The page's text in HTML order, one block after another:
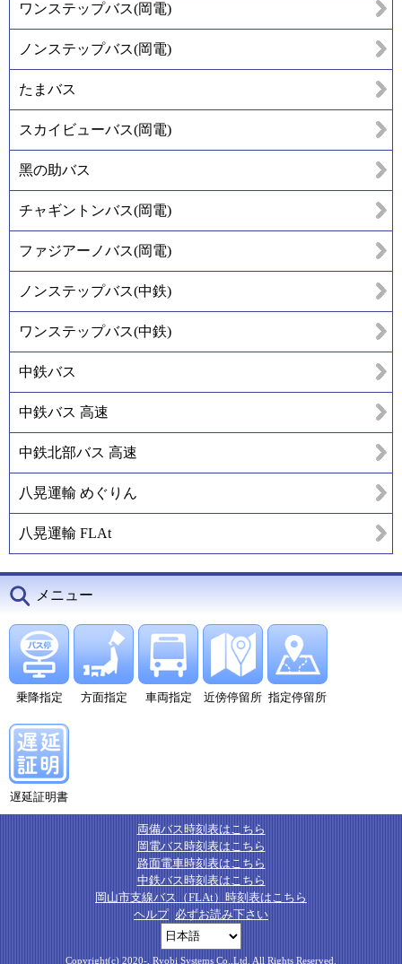
ワンステップバス(岡電)
ノンステップバス(岡電)
たまバス
スカイビューバス(岡電)
黑の助バス
チャギントンバス(岡電)
ファジアーノバス(岡電)
ノンステップバス(中鉄)
ワンステップバス(中鉄)
中鉄バス
中鉄バス 高速
中鉄北部バス 高速
八晃運輸 めぐりん
八晃運輸 FLAt
メニュー
乗降指定 方面指定 車両指定 近傍停留所 指定停留所
遅延証明書
両備バス時刻表はこちら
岡電バス時刻表はこちら
路面電車時刻表はこちら
中鉄バス時刻表はこちら
岡山市支線バス（FLAt）時刻表はこちら
ヘルプ 必ずお読み下さい
Copyright(c) 2020-, Ryobi Systems Co.,Ltd. All Rights Reserved.